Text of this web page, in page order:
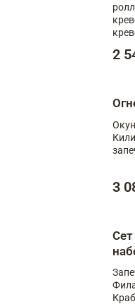
XL,
2
3
Сет